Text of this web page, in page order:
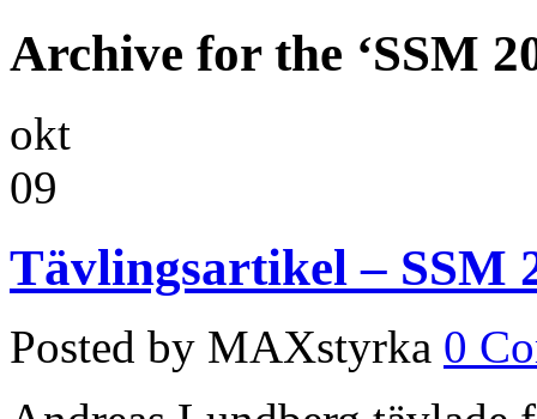
Archive for the ‘SSM
okt
09
Tävlingsartikel – SSM
Posted by MAXstyrka 0